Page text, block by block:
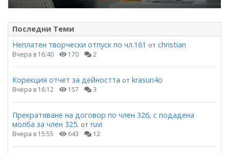
Последни Теми
Неплатен творчески отпуск по чл.161 от christian
Вчера в 16:40 170 2
Корекция отчет за дейността от krasun4o
Вчера в 16:12 157 3
Прекратяване на договор по член 326, с подадена
молба за член 325. от ruvi
Вчера в 15:55 643 12